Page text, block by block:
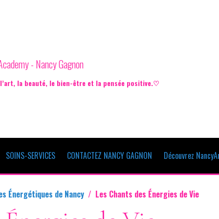
- Nancy Gagnon
la beauté, le bien-être et la pensée positive.♡
SOINS-SERVICES CONTACTEZ NANCY GAGNON Découvrez
Énergétiques de Nancy Les Chants des Énergies de Vie